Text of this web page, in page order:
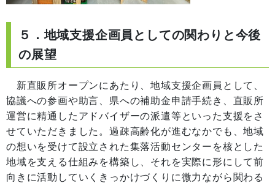
５．地域支援企画員としての関わりと今後
の展望
新直販所オープンにあたり、地域支援企画員として、
協議への参画や助言、県への補助金申請手続き、直販所
運営に精通したアドバイザーの派遣等といった支援をさ
せていただきました。過疎高齢化が進むなかでも、地域
の想いを受けて設立された集落活動センターを核とした
地域を支える仕組みを構築し、それを実際に形にして前
向きに活動していくきっかけづくりに微力ながら関わる